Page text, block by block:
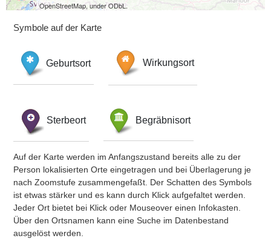
OpenStreetMap, under ODbL.
Symbole auf der Karte
Geburtsort Wirkungsort
Sterbeort Begräbnisort
Auf der Karte werden im Anfangszustand bereits alle zu der
Person lokalisierten Orte eingetragen und bei Überlagerung je
nach Zoomstufe zusammengefaßt. Der Schatten des Symbols
ist etwas stärker und es kann durch Klick aufgefaltet werden.
Jeder Ort bietet bei Klick oder Mouseover einen Infokasten.
Über den Ortsnamen kann eine Suche im Datenbestand
ausgelöst werden.